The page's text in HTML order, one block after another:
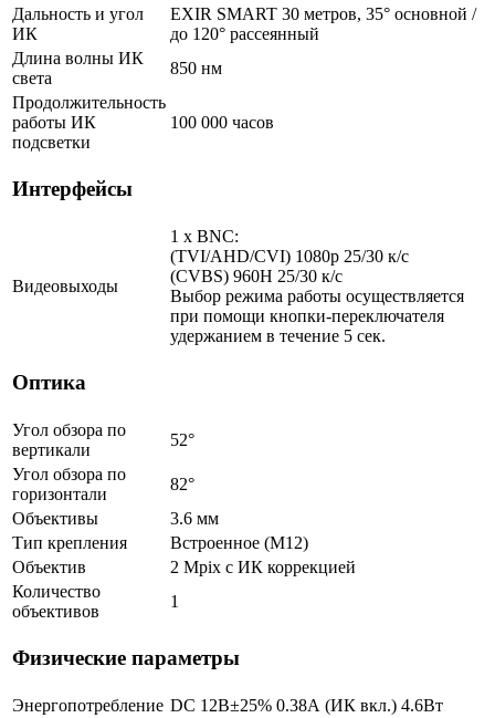
Дальность и угол
ИК
EXIR SMART 30 метров, 35° основной /
до 120° рассеянный
Длина волны ИК
света
850 нм
Продолжительность
работы ИК
подсветки
100 000 часов
Интерфейсы
Видеовыходы
1 x BNC:
(TVI/AHD/CVI) 1080p 25/30 к/с
(CVBS) 960H 25/30 к/с
Выбор режима работы осуществляется
при помощи кнопки-переключателя
удержанием в течение 5 сек.
Оптика
Угол обзора по
вертикали
52°
Угол обзора по
горизонтали
82°
Объективы
3.6 мм
Тип крепления
Встроенное (М12)
Объектив
2 Mpix c ИК коррекцией
Количество
объективов
1
Физические параметры
Энергопотребление DC 12В±25% 0.38А (ИК вкл.) 4.6Вт